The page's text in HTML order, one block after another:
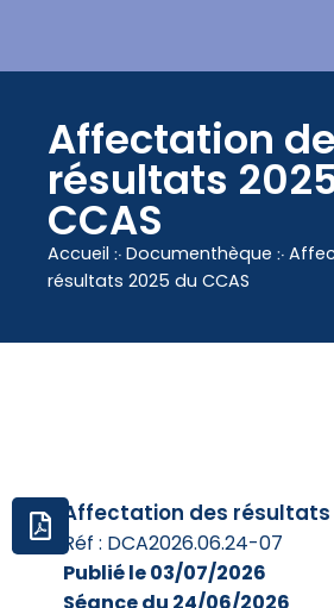
Affectation
résultats
CCAS
Accueil ჻ Documenthèque ჻
résultats 2025 du CCAS
Affectation des résultats
Réf : DCA2026.06.24-07
Publié le 03/07/2026